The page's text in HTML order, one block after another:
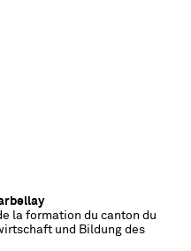
la formation du canton du
und Bildung des